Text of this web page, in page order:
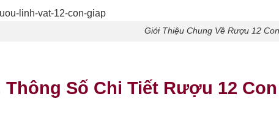
Giới Thiệu Chung Về Rượu 12
Thông Số Chi Tiết Rượu 12